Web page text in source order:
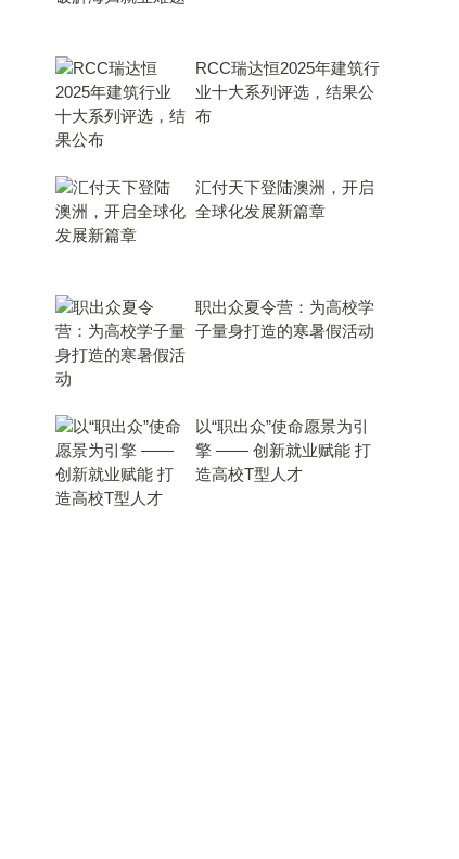
RCC瑞达恒2025年建筑行
业十大系列评选，结果公
布
汇付天下登陆澳洲，开启
全球化发展新篇章
职出众夏令营：为高校学
子量身打造的寒暑假活动
以“职出众”使命愿景为引
擎 —— 创新就业赋能 打
造高校T型人才